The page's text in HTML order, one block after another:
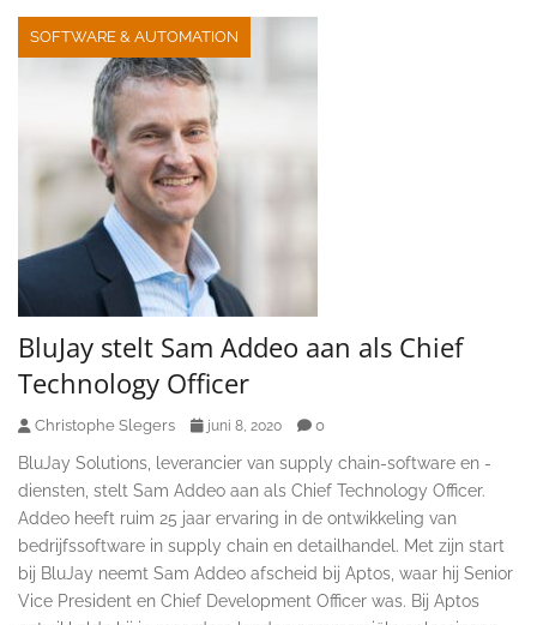
SOFTWARE & AUTOMATION
BluJay stelt Sam Addeo aan als Chief
Technology Officer
Christophe Slegers juni 8, 2020 0
BluJay Solutions, leverancier van supply chain-software en -
diensten, stelt Sam Addeo aan als Chief Technology Officer.
Addeo heeft ruim 25 jaar ervaring in de ontwikkeling van
bedrijfssoftware in supply chain en detailhandel. Met zijn start
bij BluJay neemt Sam Addeo afscheid bij Aptos, waar hij Senior
Vice President en Chief Development Officer was. Bij Aptos